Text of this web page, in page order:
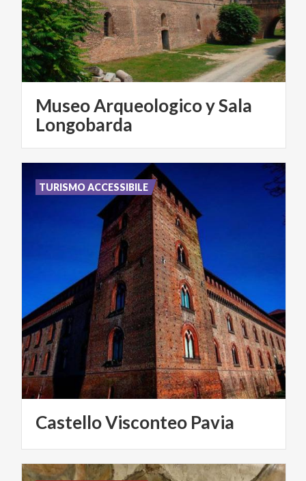
Museo Arqueologico y Sala
Longobarda
CastelloVisconteo Pavia
TURISMO ACCESSIBILE